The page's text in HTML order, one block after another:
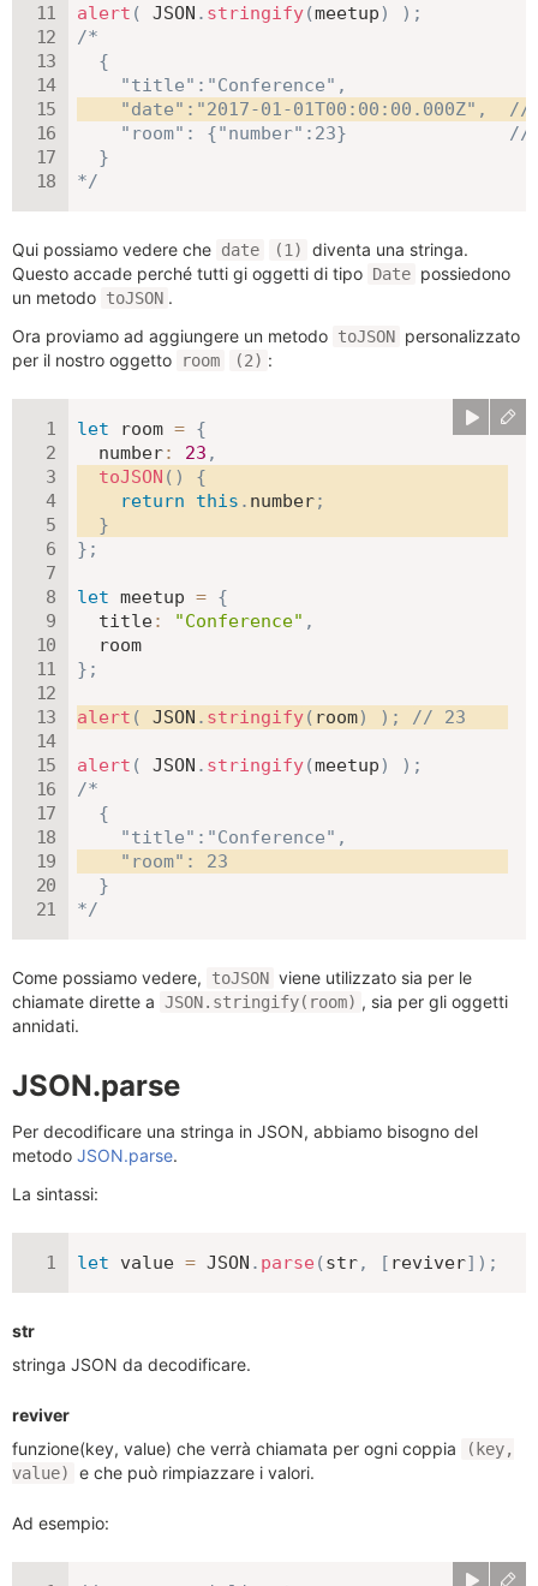
alert ( JSON . stringify(meetup) ) ;
/*
  {
"date":"2017-01-01T00:00:00.000Z",  //
"room": {"number":23}               //
  }
*/
Qui possiamo vedere che date (1)
diventa una stringa.
Questo accade perché tutti gi oggetti di tipo Date possiedono
un metodo toJSON .
Ora proviamo ad aggiungere un metodo toJSON personalizzato
per il nostro oggetto
room (2) :
let room = {
number: 23 ,
toJSON ( )
{
return
this . number;
}
} ;
let meetup = {
title: "Conference" ,
} ;
alert ( JSON . stringify( room) ) ; // 23
alert ( JSON . stringify(meetup) ) ;
/*
  {
    "room": 23
  }
*/
Come possiamo vedere, toJSON viene utilizzato sia per le
chiamate dirette a JSON.stringify(room) , sia per gli oggetti
annidati.
JSON.parse
Per decodificare una stringa in JSON, abbiamo bisogno del
metodo JSON.parse.
La sintassi:
let value = JSON . parse (str, [ reviver] ) ;
str
stringa JSON da decodificare.
reviver
funzione(key, value) che verrà chiamata per ogni coppia
(key,
value)
e che può rimpiazzare i valori.
Ad esempio: